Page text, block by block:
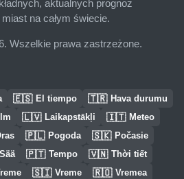
aktualnych prognoz
na całym świecie.
Wszelkie prawa zastrzeżone.
🇪🇸 El tiempo 🇹🇷 Hava durumu
Ilm 🇱🇻 Laikapstākļi 🇮🇹 Meteo
🇵🇱 Pogoda 🇸🇰 Počasie
Sää 🇵🇹 Tempo 🇻🇳 Thời tiết
🇸🇮 Vreme 🇷🇴 Vremea